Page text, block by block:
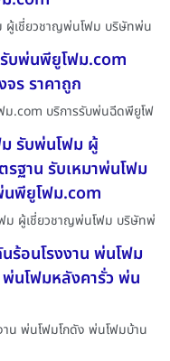
ผู้เชี่ยวชาญพ่นโฟม บริษัทพ่น
บพ่นพียูโฟม.com
ร ราคาถูก
.com บริการรับพ่นฉีดพียูโฟ
รับพ่นโฟม ผู้
ฐาน รับเหมาพ่นโฟม
พียูโฟม.com
ผู้เชี่ยวชาญพ่นโฟม บริษัทพ่
อนโรงงาน พ่นโฟม
นโฟมหลังคารั่ว พ่น
น พ่นโฟมโกดัง พ่นโฟมบ้าน